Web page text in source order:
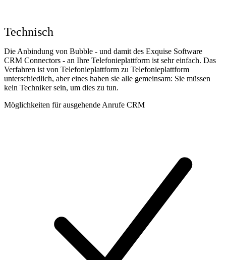
Technisch
Die Anbindung von Bubble - und damit des Exquise Software
CRM Connectors - an Ihre Telefonieplattform ist sehr einfach. Das
Verfahren ist von Telefonieplattform zu Telefonieplattform
unterschiedlich, aber eines haben sie alle gemeinsam: Sie müssen
kein Techniker sein, um dies zu tun.
Möglichkeiten für ausgehende Anrufe CRM